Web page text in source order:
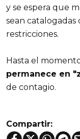
y se espera que
sean catalogadas
restricciones.
Hasta el
permanece en
de contagio.
Compartir: